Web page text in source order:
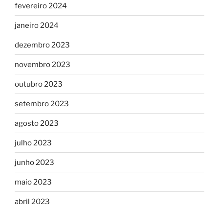
fevereiro 2024
janeiro 2024
dezembro 2023
novembro 2023
outubro 2023
setembro 2023
agosto 2023
julho 2023
junho 2023
maio 2023
abril 2023